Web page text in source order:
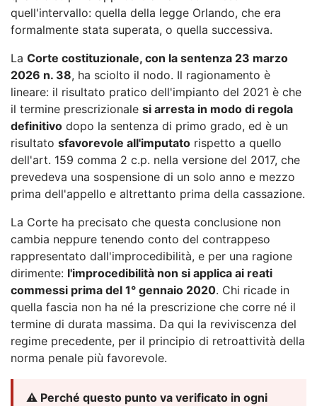
quell'intervallo: quella della legge Orlando, che era
formalmente stata superata, o quella successiva.
La Corte costituzionale, con la sentenza 23 marzo
2026 n. 38, ha sciolto il nodo. Il ragionamento è
lineare: il risultato pratico dell'impianto del 2021 è che
il termine prescrizionale si arresta in modo di regola
definitivo dopo la sentenza di primo grado, ed è un
risultato sfavorevole all'imputato rispetto a quello
dell'art. 159 comma 2 c.p. nella versione del 2017, che
prevedeva una sospensione di un solo anno e mezzo
prima dell'appello e altrettanto prima della cassazione.
La Corte ha precisato che questa conclusione non
cambia neppure tenendo conto del contrappeso
rappresentato dall'improcedibilità, e per una ragione
dirimente: l'improcedibilità non si applica ai reati
commessi prima del 1° gennaio 2020. Chi ricade in
quella fascia non ha né la prescrizione che corre né il
termine di durata massima. Da qui la reviviscenza del
regime precedente, per il principio di retroattività della
norma penale più favorevole.
⚠️ Perché questo punto va verificato in ogni